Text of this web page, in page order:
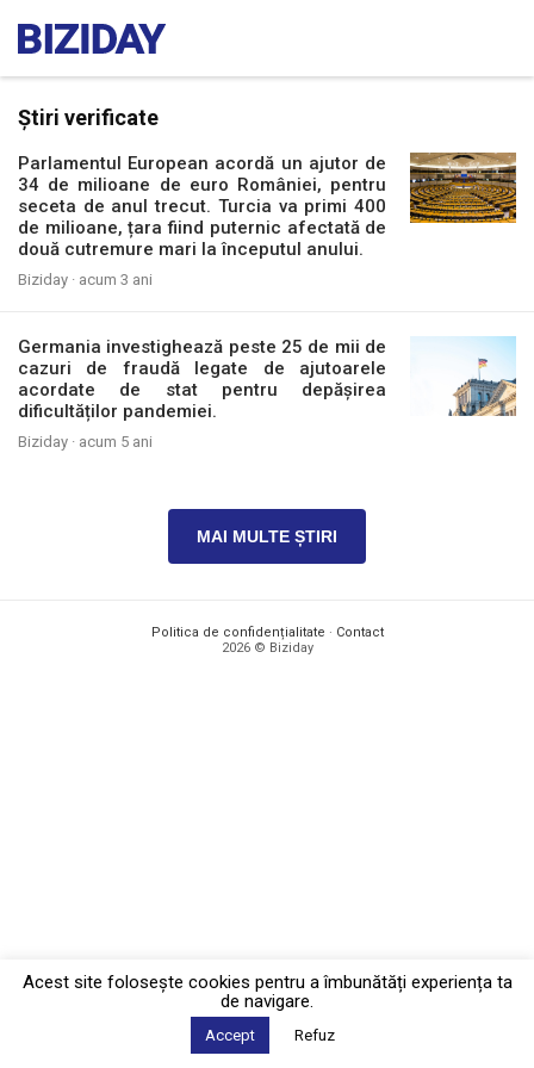
Știri verificate
Parlamentul European acordă un ajutor de
34 de milioane de euro României, pentru
seceta de anul trecut. Turcia va primi 400
de milioane, țara fiind puternic afectată de
două cutremure mari la începutul anului.
Biziday · acum 3 ani
Germania investighează peste 25 de mii de
cazuri de fraudă legate de ajutoarele
acordate de stat pentru depășirea
dificultăților pandemiei.
Biziday · acum 5 ani
MAI MULTE ȘTIRI
Politica de confidențialitate · Contact
2026 © Biziday
Acest site foloseşte cookies pentru a îmbunătăți experiența ta
de navigare.
Accept Refuz